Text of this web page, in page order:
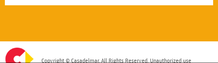
Copyright © Casadelmar. All Rights Reserved. Unauthorized use